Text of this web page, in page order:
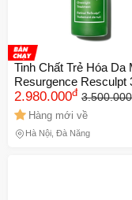
Tinh Chất Trẻ Hóa Da
Resurgence Resculpt
NK (Chính hãng)
2.980.000đ 3.500.000
Hàng mới về
Hà Nội, Đà Nẵng
Mã Giảm